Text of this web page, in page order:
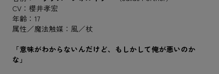
CV：櫻井孝宏
年齢：17
属性／魔法触媒：風／杖
「意味がわからないんだけど、もしかして俺が悪いのか
な」